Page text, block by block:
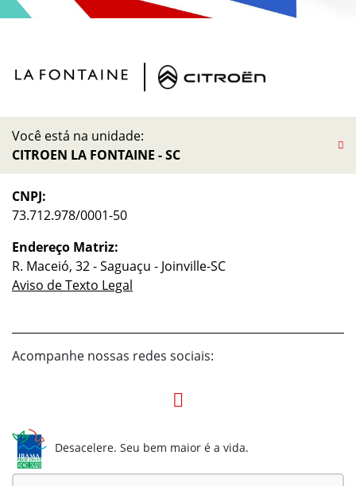
Você está na unidade:
CITROEN LA FONTAINE - SC
CNPJ:
73.712.978/0001-50
Endereço Matriz:
R. Maceió, 32 - Saguaçu - Joinville-SC
Aviso de Texto Legal
Acompanhe nossas redes sociais:
Desacelere. Seu bem maior é a vida.